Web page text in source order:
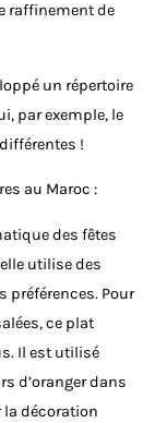
raffinement de
un répertoire
par exemple, le
!
au Maroc :
des fêtes
utilise des
préférences. Pour
ce plat
Il est utilisé
d’oranger dans
la décoration